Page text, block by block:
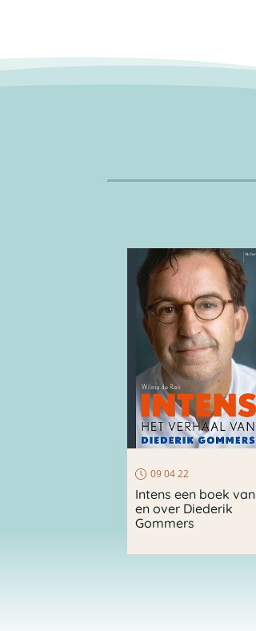
09 04 22
Intens een boek van
en over Diederik
Gommers